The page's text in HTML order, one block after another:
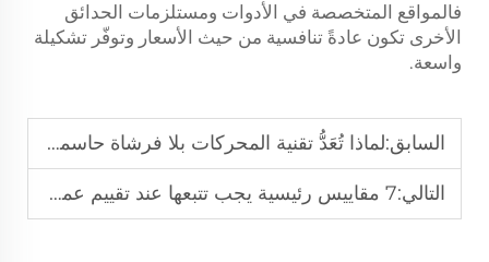
فالمواقع المتخصصة في الأدوات ومستلزمات الحدائق
الأخرى تكون عادةً تنافسية من حيث الأسعار وتوفّر تشكيلة
واسعة.
السابق:لماذا تُعَدُّ تقنية المحركات بلا فرشاة حاسمةً لمقصات العشب الثقيلة الاستخدام
التالي:7 مقاييس رئيسية يجب تتبعها عند تقييم عمر جزازة الحشائش